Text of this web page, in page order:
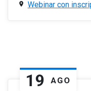
Webinar con
19 AGO